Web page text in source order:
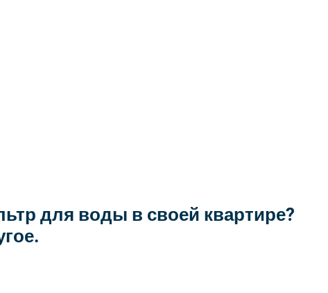
для воды в своей квартире?